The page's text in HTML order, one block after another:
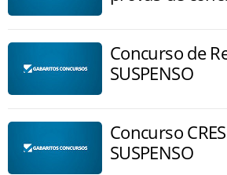
Concurso de
SUSPENSO
Concurso
SUSPENSO